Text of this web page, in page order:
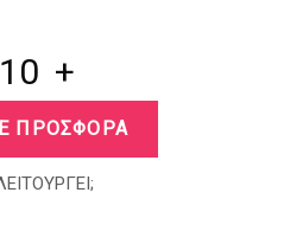
+
ΠΡΟΣΦΟΡΑ